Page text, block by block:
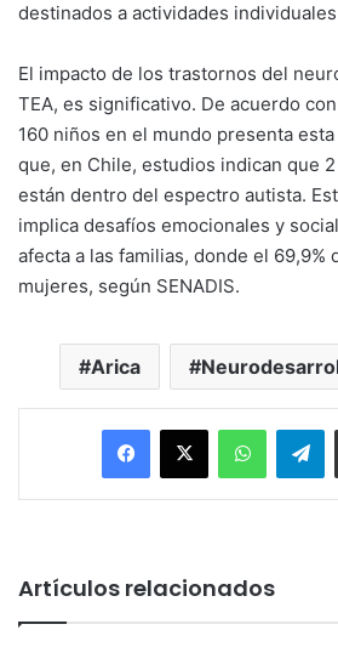
destinados a actividades
El impacto de los trastornos del
TEA, es significativo. De acuerdo
160 niños en el mundo presenta
que, en Chile, estudios indican que
están dentro del espectro autista.
implica desafíos emocionales y
afecta a las familias, donde el 69,9%
mujeres, según SENADIS.
Arica
Facebook
X
Artículos relacionados